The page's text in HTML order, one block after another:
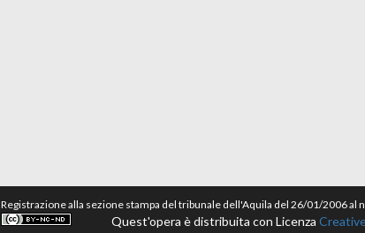
Registrazione alla sezione stampa del tribunale dell'Aquila del 26/01/2006
Quest'opera è distribuita con Licenza